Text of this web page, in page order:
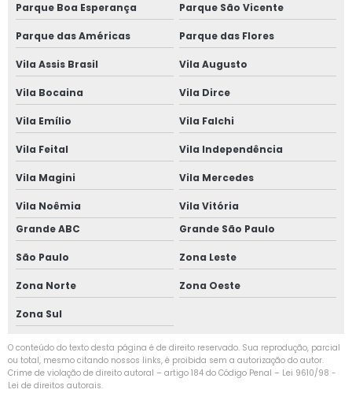
Parque Boa Esperança Parque São Vicente
Parque das Américas Parque das Flores
Vila Assis Brasil Vila Augusto
Vila Bocaina Vila Dirce
Vila Emílio Vila Falchi
Vila Feital Vila Independência
Vila Magini Vila Mercedes
Vila Noêmia
Vila Vitória
Grande ABC
Grande São Paulo
São Paulo Zona Leste
Zona Norte Zona Oeste
Zona Sul
O conteúdo do texto desta página é de direito reservado. Sua reprodução, parcial
ou total, mesmo citando nossos links, é proibida sem a autorização do autor.
Crime de violação de direito autoral – artigo 184 do Código Penal – Lei 9610/98 -
Lei de direitos autorais.